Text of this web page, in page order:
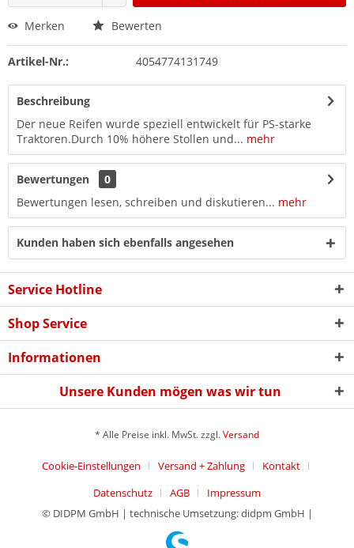
Merken Bewerten
Artikel-Nr.: 4054774131749
Beschreibung
Der neue Reifen wurde speziell entwickelt für PS-starke
Traktoren.Durch 10% höhere Stollen und... mehr
Bewertungen
0
Bewertungen lesen, schreiben und diskutieren... mehr
Kunden haben sich ebenfalls angesehen
Service Hotline
Shop Service
Informationen
Unsere Kunden mögen was wir tun
* Alle Preise inkl. MwSt. zzgl.Versand
Cookie-Einstellungen Versand + Zahlung
Kontakt
Datenschutz
AGB
Impressum
© DIDPM GmbH | technische Umsetzung: didpm GmbH |